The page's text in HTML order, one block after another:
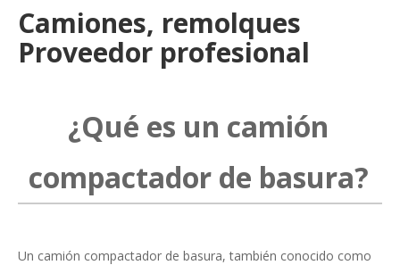
Camiones, remolques
Proveedor profesional
¿Qué es un camión
compactador de basura?
Un camión compactador de basura, también conocido como